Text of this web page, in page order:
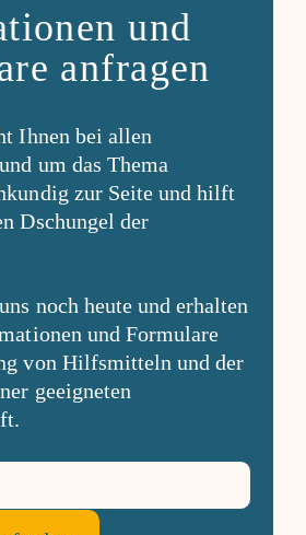
und
anfragen
Ihnen bei allen
um das Thema
zur Seite und hilft
Dschungel der
noch heute und erhalten
und Formulare
von Hilfsmitteln und der
geeigneten